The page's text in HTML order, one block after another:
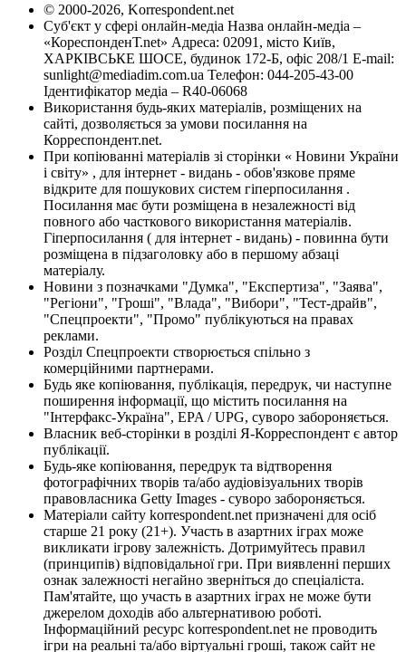
© 2000-2026, Korrespondent.net
Суб'єкт у сфері онлайн-медіа Назва онлайн-медіа –
«КореспонденТ.net» Адреса: 02091, місто Київ,
ХАРКІВСЬКЕ ШОСЕ, будинок 172-Б, офіс 208/1 E-mail:
sunlight@mediadim.com.ua Телефон: 044-205-43-00
Ідентифікатор медіа – R40-06068
Використання будь-яких матеріалів, розміщених на
сайті, дозволяється за умови посилання на
Корреспондент.net.
При копіюванні матеріалів зі сторінки « Новини України
і світу» , для інтернет - видань - обов'язкове пряме
відкрите для пошукових систем гіперпосилання .
Посилання має бути розміщена в незалежності від
повного або часткового використання матеріалів.
Гіперпосилання ( для інтернет - видань) - повинна бути
розміщена в підзаголовку або в першому абзаці
матеріалу.
Новини з позначками "Думка", "Експертиза", "Заява",
"Регіони", "Гроші", "Влада", "Вибори", "Тест-драйв",
"Спецпроекти", "Промо" публікуються на правах
реклами.
Розділ Спецпроекти створюється спільно з
комерційними партнерами.
Будь яке копіювання, публікація, передрук, чи наступне
поширення інформації, що містить посилання на
"Інтерфакс-Україна", EPA / UPG, суворо забороняється.
Власник веб-сторінки в розділі Я-Корреспондент є автор
публікації.
Будь-яке копіювання, передрук та відтворення
фотографічних творів та/або аудіовізуальних творів
правовласника Getty Images - суворо забороняється.
Матеріали сайту korrespondent.net призначені для осіб
старше 21 року (21+). Участь в азартних іграх може
викликати ігрову залежність. Дотримуйтесь правил
(принципів) відповідальної гри. При виявленні перших
ознак залежності негайно зверніться до спеціаліста.
Пам'ятайте, що участь в азартних іграх не може бути
джерелом доходів або альтернативою роботі.
Інформаційний ресурс korrespondent.net не проводить
ігри на реальні та/або віртуальні гроші, також сайт не